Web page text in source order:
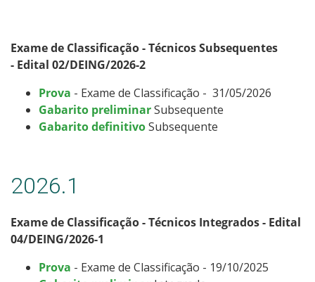
Calendário de inscrições
Processos Seletivos
Cotas
Transferências e Retornos
Provas e Gabaritos
Exame de Classificação - Técnicos Subsequentes
- Edital 02/DEING/2026-2
Prova - Exame de Classificação - 31/05/2026
Gabarito preliminarSubsequente
Gabarito definitivoSubsequente
2026.1
Exame de Classificação - Técnicos Integrados - Edital
04/DEING/2026-1
Prova - Exame de Classificação - 19/10/2025